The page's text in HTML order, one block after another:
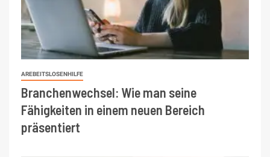
AREBEITSLOSENHILFE
Branchenwechsel: Wie man seine
Fähigkeiten in einem neuen Bereich
präsentiert